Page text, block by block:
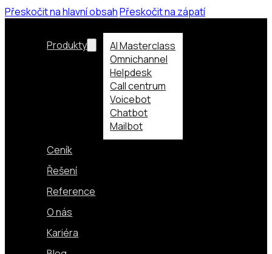
Přeskočit na hlavní obsahPřeskočit na zápatí
Produkty
AI Masterclass
Omnichannel
Helpdesk
Call centrum
Voicebot
Chatbot
Mailbot
Ceník
Řešení
Reference
O nás
Kariéra